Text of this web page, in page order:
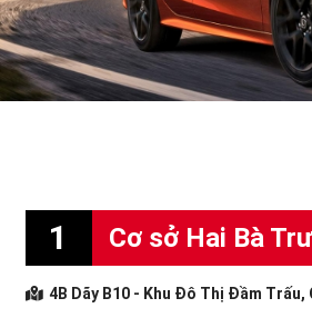
1 Cơ sở Hai Bà
4B Dãy B10 - Khu Đô Thị Đầm Trấu,